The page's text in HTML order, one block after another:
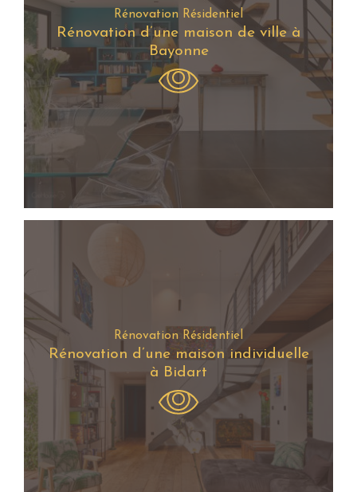
Rénovation Résidentiel
Rénovation d’une maison de ville à
Bayonne
Rénovation Résidentiel
Rénovation d’une maison individuelle
à Bidart